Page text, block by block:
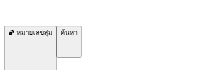
หมายเลขสุ่ม ค้นหา